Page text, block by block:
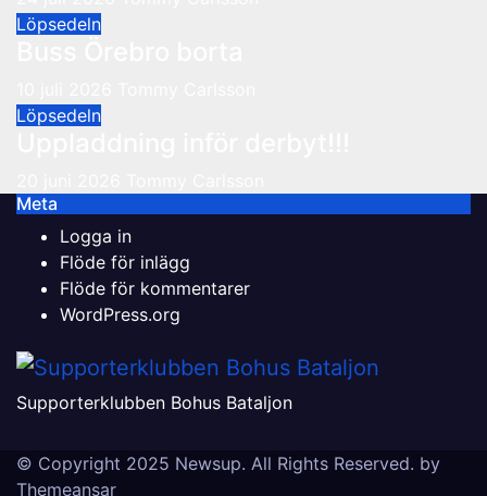
Löpsedeln
Löpsedeln
Meta
Logga in
Flöde för inlägg
Flöde för kommentarer
WordPress.org
Supporterklubben Bohus Bataljon
© Copyright 2025 Newsup. All Rights Reserved. by
Themeansar